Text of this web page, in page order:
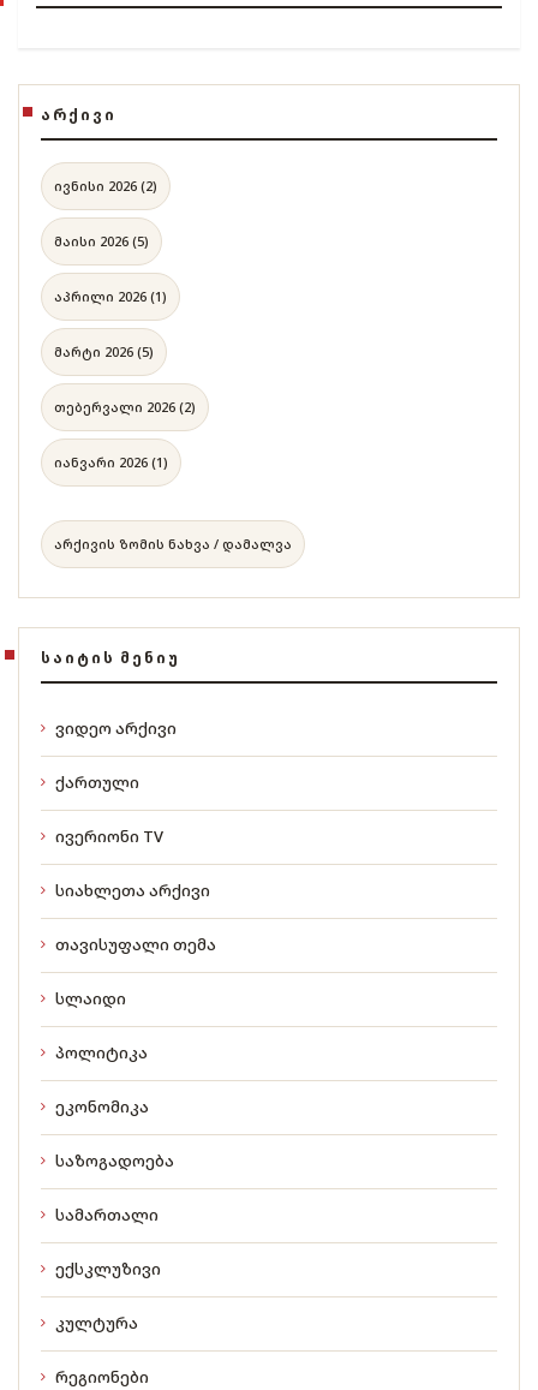
ᲐᲠᲥᲘᲕᲘ
ივნისი 2026 (2)
მაისი 2026 (5)
აპრილი 2026 (1)
მარტი 2026 (5)
თებერვალი 2026 (2)
იანვარი 2026 (1)
არქივის ზომის ნახვა / დამალვა
ᲡᲐᲘᲢᲘᲡ ᲛᲔᲜᲘᲣ
ვიდეო არქივი
ქართული
ივერიონი TV
სიახლეთა არქივი
თავისუფალი თემა
სლაიდი
პოლიტიკა
ეკონომიკა
საზოგადოება
სამართალი
ექსკლუზივი
კულტურა
რეგიონები